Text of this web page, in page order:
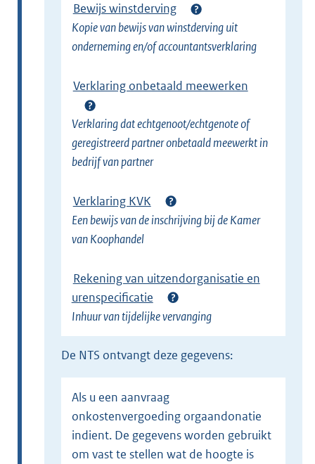
Bewijs winstderving
Kopie van bewijs van winstderving uit
onderneming en/of accountantsverklaring
Verklaring onbetaald meewerken
Verklaring dat echtgenoot/echtgenote of
geregistreerd partner onbetaald meewerkt in
bedrijf van partner
Verklaring KVK
Een bewijs van de inschrijving bij de Kamer
van Koophandel
Rekening van uitzendorganisatie en
urenspecificatie
Inhuur van tijdelijke vervanging
de NTS ontvangt deze gegevens:
Als u een aanvraag
onkostenvergoeding orgaandonatie
indient. De gegevens worden gebruikt
om vast te stellen wat de hoogte is